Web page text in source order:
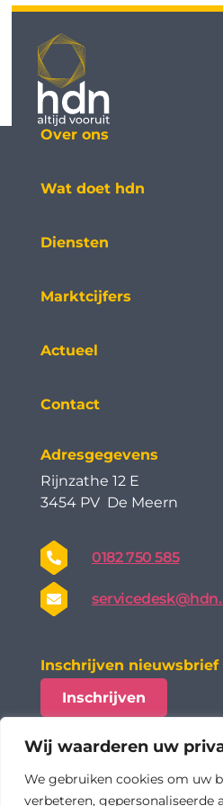
Wij waarderen uw
We gebruiken cookies om uw
verbeteren, gepersonaliseerde
Over ons
Wat doet hdn
Diensten
Marktcijfers
Actueel
Contact
Adresgegevens
Rijnzathe 12 E
3454 PV De Meern
0182 750 585
Inschrijven nieuwsbrief
Inschrijven